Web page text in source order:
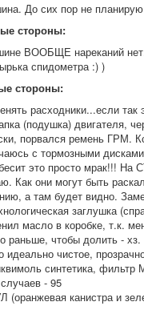
До сих пор не
стороны:
ВООБЩЕ нареканий
спидометра :) )
стороны:
расходники...если
(подушка) двигателя,
порвался ремень ГРМ.
с тормозными
это просто мрак!!! На
Как они могут быть
а там будет видно.
заглушка
масло в коробке, т.к.
раньше, чтобы долить -
идеально чистое,
синтетика, фильтр
- 95
(оранжевая канистра и